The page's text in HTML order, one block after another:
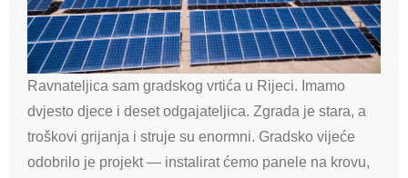
Ravnateljica sam gradskog vrtića u Rijeci. Imamo
dvjesto djece i deset odgajateljica. Zgrada je stara, a
troškovi grijanja i struje su enormni. Gradsko vijeće
odobrilo je projekt — instalirat ćemo panele na krovu,